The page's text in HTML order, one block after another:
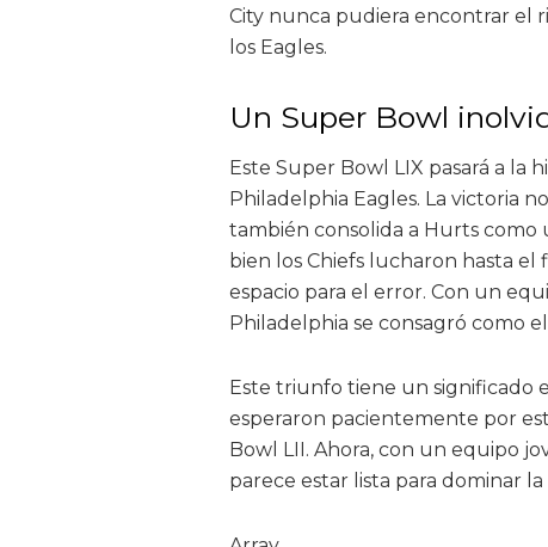
City nunca pudiera encontrar el
los Eagles.
Un Super Bowl
Este Super Bowl LIX pasará a la
Philadelphia Eagles. La victoria
también consolida a Hurts como
bien los Chiefs lucharon hasta el
espacio para el error. Con un
Philadelphia se consagró como
Este triunfo tiene un significado
esperaron pacientemente por
Bowl LII. Ahora, con un equipo
parece estar lista para dominar la